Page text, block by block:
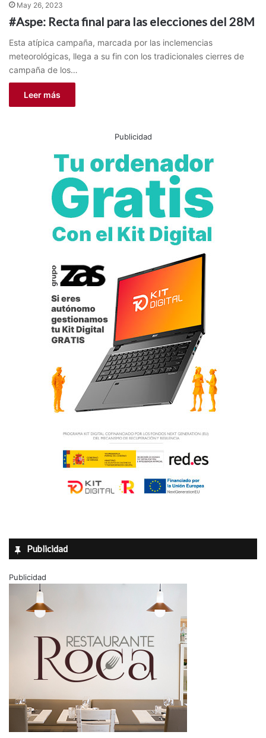
May 26, 2023
#Aspe: Recta final para las elecciones del 28M
Esta atípica campaña, marcada por las inclemencias
meteorológicas, llega a su fin con los tradicionales cierres de
campaña de los…
Leer más
Publicidad
Publicidad
Publicidad